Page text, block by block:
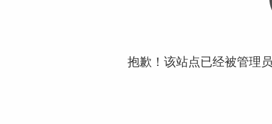
抱歉！该站点已经被管理